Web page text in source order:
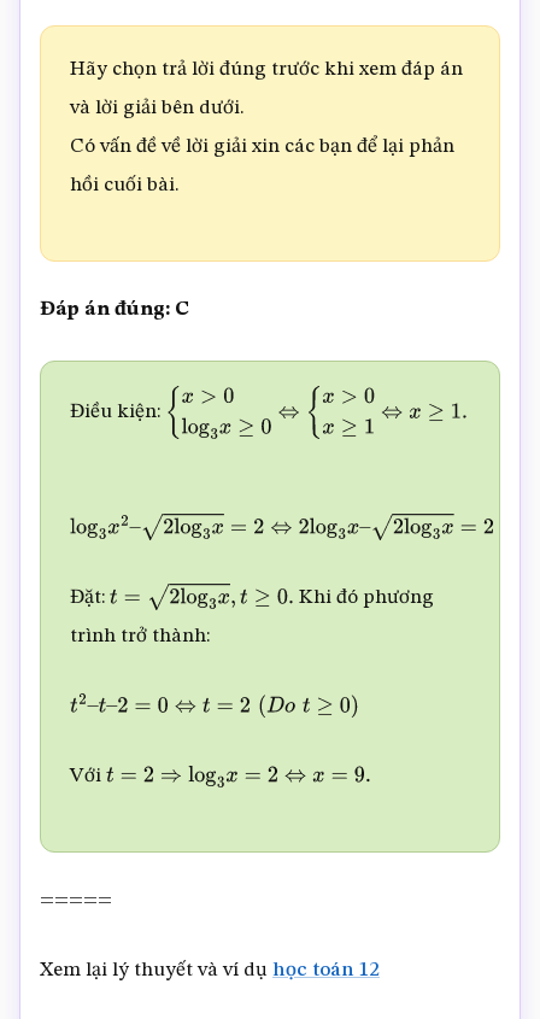
Hãy chọn trả lời đúng trước khi xem đáp án
và lời giải bên dưới.
Có vấn đề về lời giải xin các bạn để lại phản
hồi cuối bài.
Đáp án đúng: C
Điều kiện: {x >0log 3x ≥0 ⇔{ >0 x≥1 ⇔ x≥ 1.
log3x2 2log3x=2⇔2 log3 –2log3 =2
Đặt: t =2 log 3x,t≥0.
Khi đó phương
trình trở thành:
t t– 2=0⇔ =2 (Do t≥ 0)
Với t =2 ⇒ log 3x=2⇔x=9.
=====
Xem lại lý thuyết và ví dụ học toán 12